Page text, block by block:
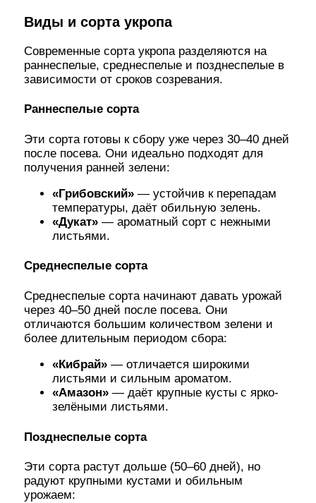
Виды и сорта укропа
Современные сорта укропа разделяются на
раннеспелые, среднеспелые и позднеспелые в
зависимости от сроков созревания.
Раннеспелые сорта
Эти сорта готовы к сбору уже через 30–40 дней
после посева. Они идеально подходят для
получения ранней зелени:
«Грибовский» — устойчив к перепадам
температуры, даёт обильную зелень.
«Дукат» — ароматный сорт с нежными
листьями.
Среднеспелые сорта
Среднеспелые сорта начинают давать урожай
через 40–50 дней после посева. Они
отличаются большим количеством зелени и
более длительным периодом сбора:
«Кибрай» — отличается широкими
листьями и сильным ароматом.
«Амазон» — даёт крупные кусты с ярко-
зелёными листьями.
Позднеспелые сорта
Эти сорта растут дольше (50–60 дней), но
радуют крупными кустами и обильным
урожаем: